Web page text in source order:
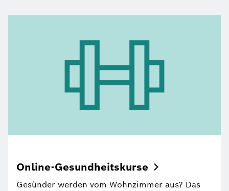
Online-Gesundheitskurse
Gesünder werden vom Wohnzimmer aus? Das